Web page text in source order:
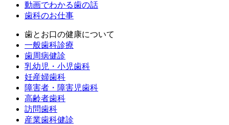
動画でわかる歯の話
歯科のお仕事
歯とお口の健康について
一般歯科診療
歯周病健診
乳幼児・小児歯科
妊産婦歯科
障害者・障害児歯科
高齢者歯科
訪問歯科
産業歯科健診